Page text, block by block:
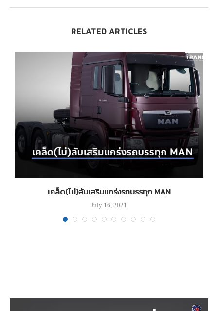
RELATED ARTICLES
เคล็ด(ไม่)ลับเสริมแกร่งรถบรรทุก MAN
July 16, 2021